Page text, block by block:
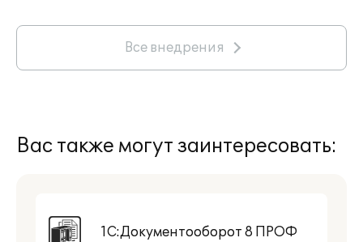
Все внедрения
Вас также могут заинтересовать:
1С:Документооборот 8 ПРОФ